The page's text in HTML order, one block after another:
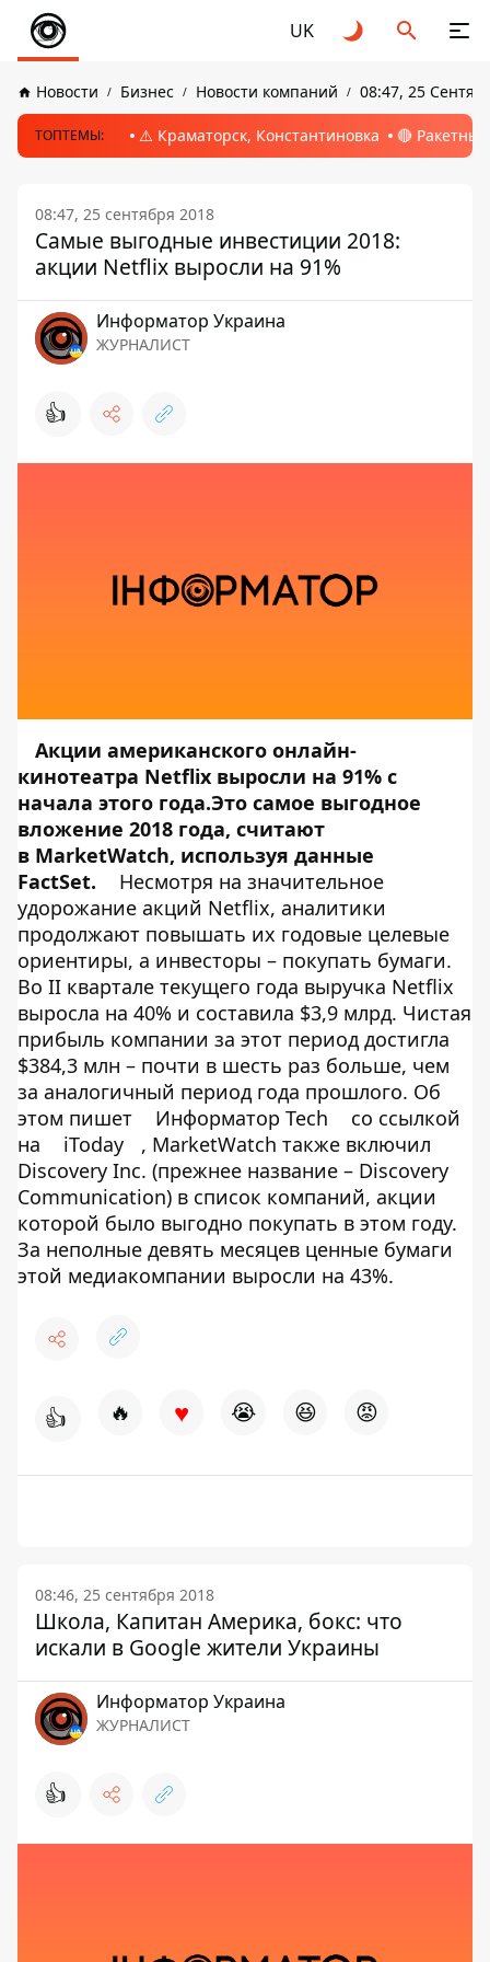
UK
Новости Бизнес Новости компаний 08:47, 25
ТОПТЕМЫ: ⚠️ Краматорск, Константиновка 🔴
08:47, 25 сентября 2018
Самые выгодные инвестиции 2018:
акции Netflix выросли на 91%
Информатор Украина
ЖУРНАЛИСТ
👍
Акции американского онлайн-
кинотеатра Netflix выросли на 91% с
начала этого года.Это самое выгодное
вложение 2018 года, считают
в MarketWatch, используя данные
FactSet.
Несмотря на значительное
удорожание акций Netflix, аналитики
продолжают повышать их годовые целевые
ориентиры, а инвесторы – покупать бумаги.
Во II квартале текущего года выручка Netflix
выросла на 40% и составила $3,9 млрд. Чистая
прибыль компании за этот период достигла
$384,3 млн – почти в шесть раз больше, чем
за аналогичный период года прошлого. Об
этом пишет
Информатор Tech
со ссылкой
на
iToday
, MarketWatch также включил
Discovery Inc. (прежнее название – Discovery
Communication) в список компаний, акции
которой было выгодно покупать в этом году.
За неполные девять месяцев ценные бумаги
этой медиакомпании выросли на 43%.
👍 🔥 ♥ 😭 😆 😡
08:46, 25 сентября 2018
Школа, Капитан Америка, бокс: что
искали в Google жители Украины
Информатор Украина
ЖУРНАЛИСТ
👍